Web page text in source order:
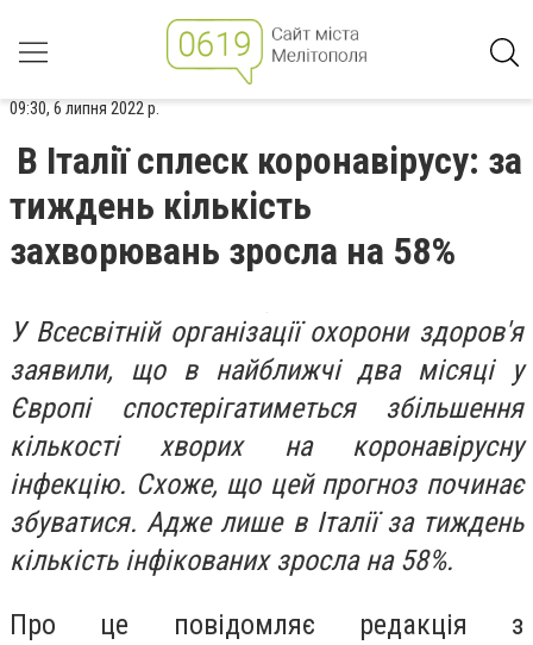
09:30, 6 липня 2022 р.
В Італії сплеск коронавірусу: за
тиждень кількість
захворювань зросла на 58%
У Всесвітній організації охорони здоров'я
заявили, що в найближчі два місяці у
Європі спостерігатиметься збільшення
кількості хворих на коронавірусну
інфекцію. Схоже, що цей прогноз починає
збуватися. Адже лише в Італії за тиждень
кількість інфікованих зросла на 58%.
Про це повідомляє редакція з